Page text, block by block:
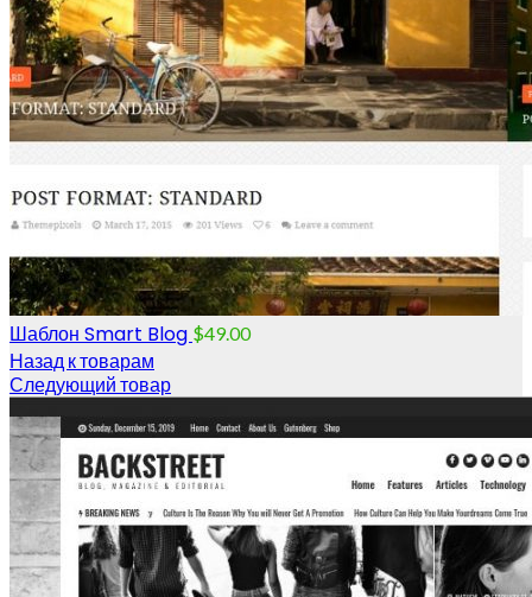
Шаблон Smart Blog $49.00
Назад к товарам
Следующий товар